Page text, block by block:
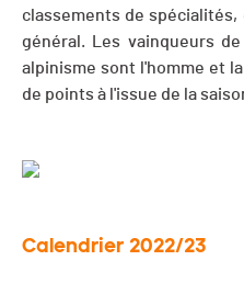
classements de
général. Les vainqueurs
alpinisme sont l'homme et
de points à l'issue de la
Calendrier 2022/23